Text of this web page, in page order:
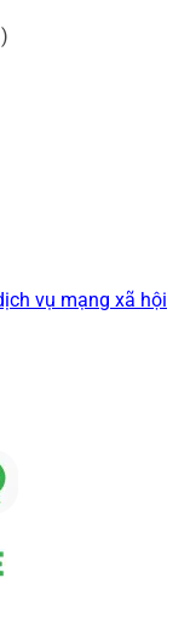
vụ mạng xã hội